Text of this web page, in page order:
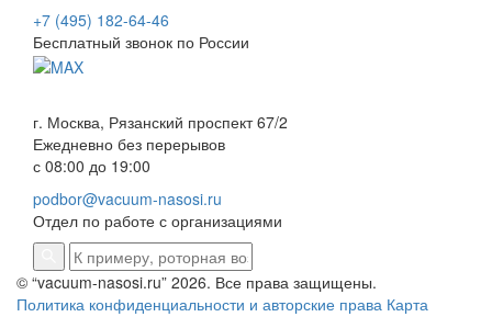
+7 (495) 182-64-46
Бесплатный звонок по России
г. Москва, Рязанский проспект 67/2
Ежедневно без перерывов
с 08:00 до 19:00
podbor@vacuum-nasosi.ru
Отдел по работе с организациями
© “vacuum-nasosi.ru” 2026. Все права защищены.
Политика конфиденциальности и авторские права Карта